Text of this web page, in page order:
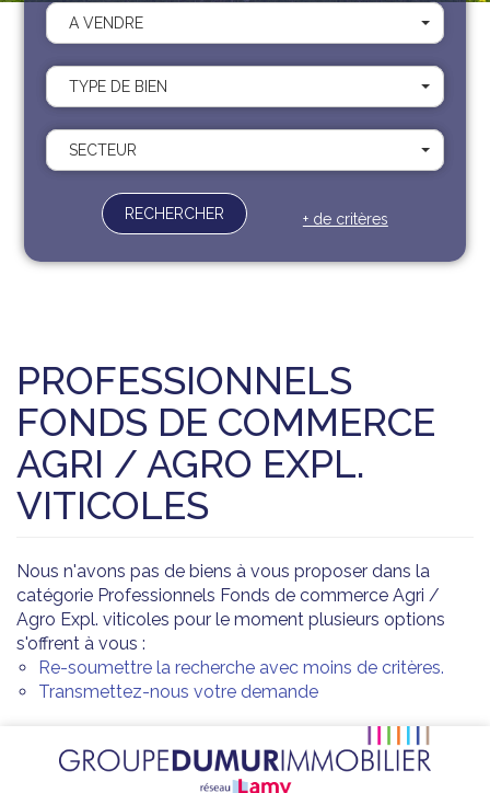
Recrutement
Contact
Documents
A VENDRE
TYPE DE BIEN
SECTEUR
RECHERCHER + de critères
PROFESSIONNELS
FONDS DE COMMERCE
AGRI / AGRO EXPL.
VITICOLES
Nous n'avons pas de biens à vous proposer dans la
catégorie Professionnels Fonds de commerce Agri /
Agro Expl. viticoles pour le moment plusieurs options
s'offrent à vous :
Re-soumettre la recherche avec moins de critères.
Transmettez-nous votre demande